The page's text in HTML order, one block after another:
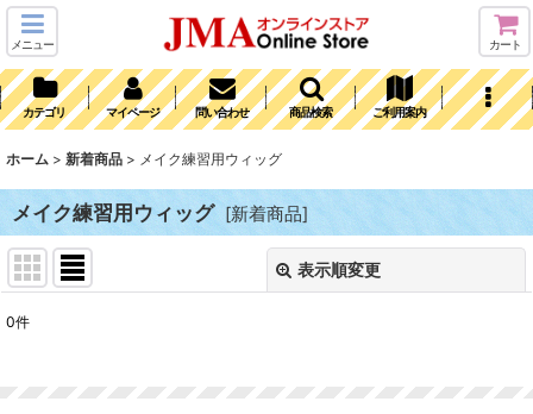
メニュー カート
カテゴリ マイページ 問い合わせ 商品検索 ご利用案内
ホーム > 新着商品 > メイク練習用ウィッグ
メイク練習用ウィッグ [新着商品]
表示順変更
0件